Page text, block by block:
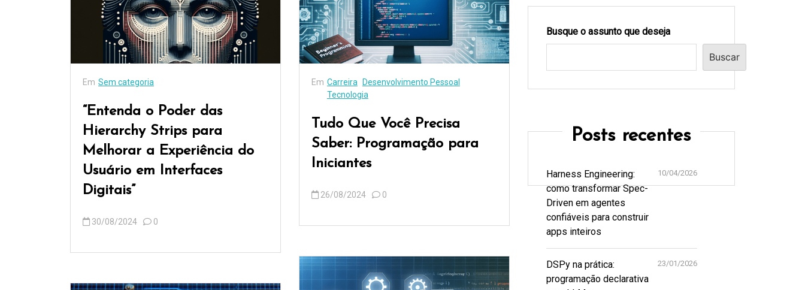
Em Sem categoria
“Entenda o Poder das
Hierarchy Strips para
Melhorar a Experiência do
Usuário em Interfaces
Digitais”
30/08/2024 0
Em Carreira
Desenvolvimento Pessoal
Tecnologia
Tudo Que Você Precisa
Saber: Programação para
Iniciantes
26/08/2024 0
Busque o assunto que deseja
Buscar
Posts recentes
Harness Engineering:
como transformar Spec-
Driven em agentes
confiáveis para construir
apps inteiros
10/04/2026
DSPy na prática:
programação declarativa
23/01/2026